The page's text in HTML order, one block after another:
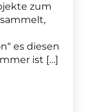
zum
es diesen
ist […]